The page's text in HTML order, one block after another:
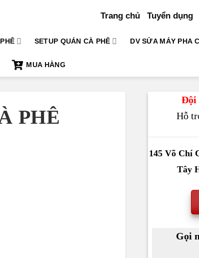
Trang chủ Tuyển dụng
SETUP QUÁN CÀ PHÊ DV SỬA MÁY PHA
MUA HÀNG
PHÊ
Đội
Hỗ
145 Võ Chí
Tây
Gọi